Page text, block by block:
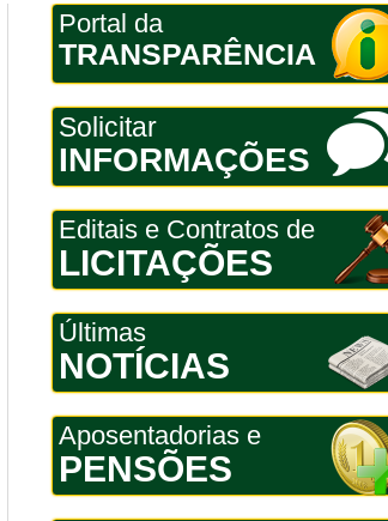
Portal da
TRANSPARÊNCIA
Solicitar
INFORMAÇÕES
Editais e Contratos de
LICITAÇÕES
Últimas
NOTÍCIAS
Aposentadorias e
PENSÕES